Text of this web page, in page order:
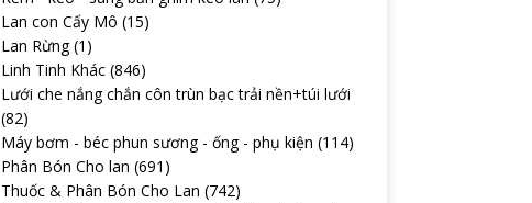
Lan con Cấy Mô (15)
Lan Rừng (1)
Linh Tinh Khác (846)
Lưới che nắng chắn côn trùn bạc trải nền+túi lưới
(82)
Máy bơm - béc phun sương - ống - phụ kiện (114)
Phân Bón Cho lan (691)
Thuốc & Phân Bón Cho Lan (742)